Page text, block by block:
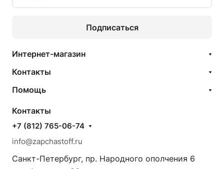
Подписаться
Интернет-магазин
Контакты
Помощь
Контакты
+7 (812) 765-06-74
info@zapchastoff.ru
Санкт-Петербург, пр. Народного ополчения 6